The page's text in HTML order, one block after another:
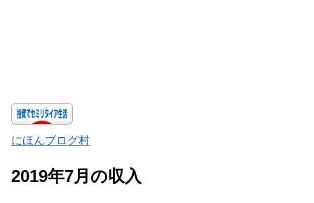
にほんブログ村
2019年7月の収入